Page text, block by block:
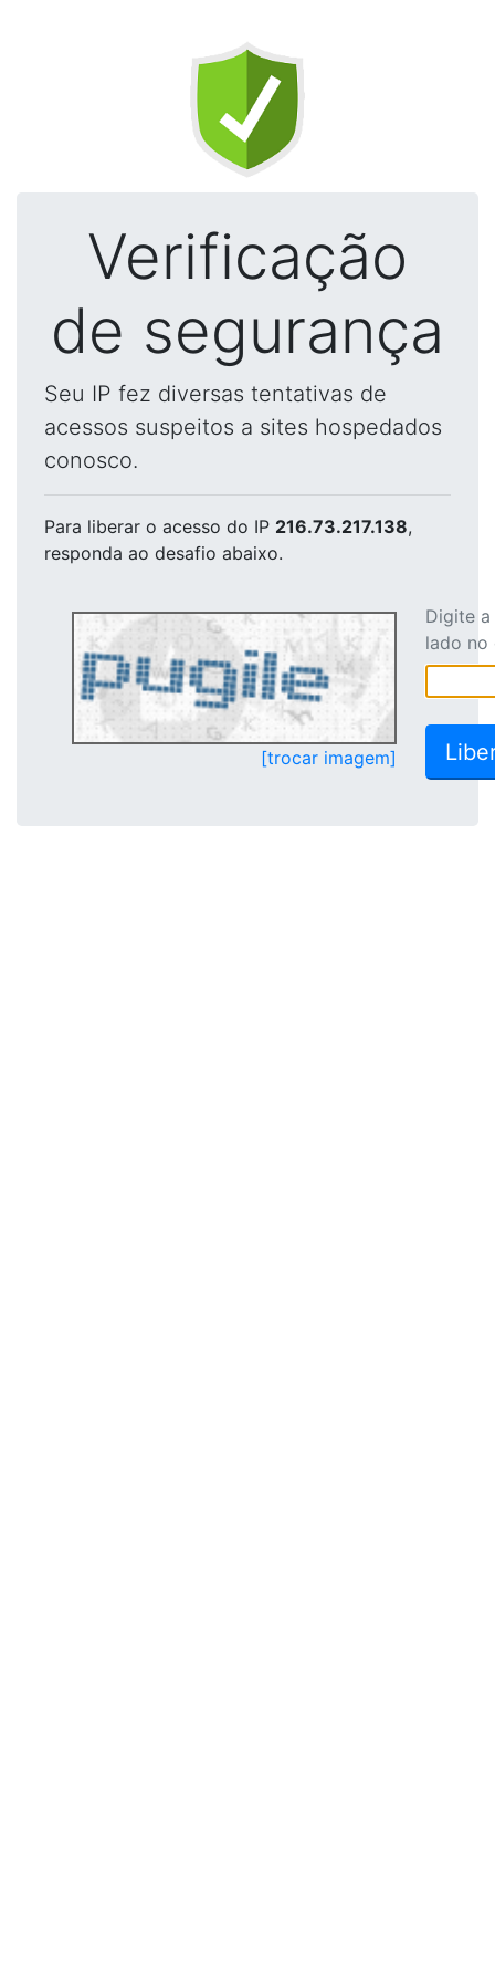
Verificação
de segurança
Seu IP fez diversas tentativas de
acessos suspeitos a sites hospedados
conosco.
Para liberar o acesso do IP 216.73.217.138,
responda ao desafio abaixo.
[trocar imagem]
Digite
lado no